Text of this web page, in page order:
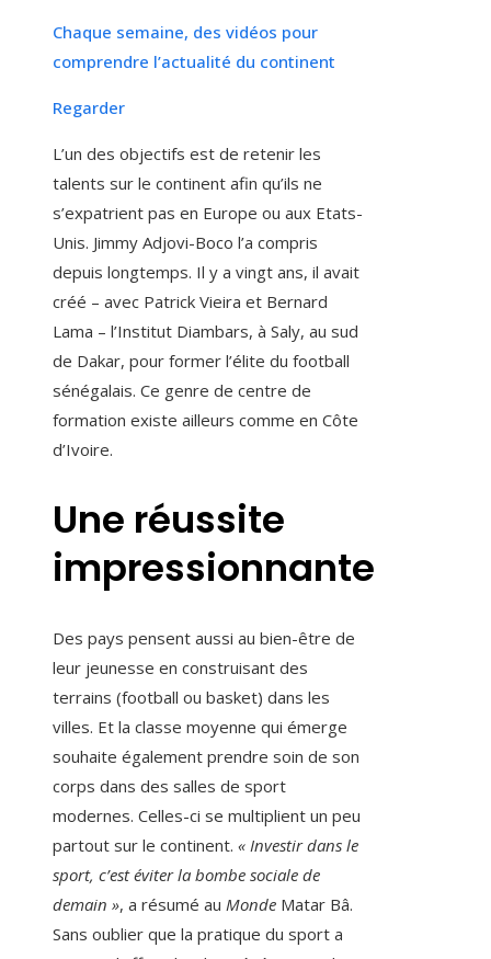
Chaque semaine, des vidéos pour
comprendre l’actualité du continent
Regarder
L’un des objectifs est de retenir les
talents sur le continent afin qu’ils ne
s’expatrient pas en Europe ou aux Etats-
Unis. Jimmy Adjovi-Boco l’a compris
depuis longtemps. Il y a vingt ans, il avait
créé – avec Patrick Vieira et Bernard
Lama – l’Institut Diambars, à Saly, au sud
de Dakar, pour former l’élite du football
sénégalais. Ce genre de centre de
formation existe ailleurs comme en Côte
d’Ivoire.
Une réussite
impressionnante
Des pays pensent aussi au bien-être de
leur jeunesse en construisant des
terrains (football ou basket) dans les
villes. Et la classe moyenne qui émerge
souhaite également prendre soin de son
corps dans des salles de sport
modernes. Celles-ci se multiplient un peu
partout sur le continent. « Investir dans le
sport, c’est éviter la bombe sociale de
demain », a résumé au Monde Matar Bâ.
Sans oublier que la pratique du sport a